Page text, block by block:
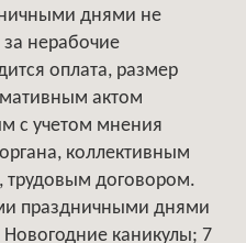
днями не
нерабочие
оплата, размер
актом
с учетом мнения
коллективным
трудовым договором.
праздничными днями
Новогодние каникулы; 7